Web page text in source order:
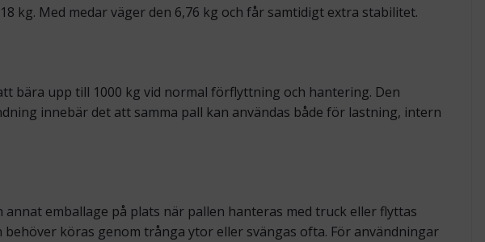
kg. Med medar väger den 6,76 kg och får samtidigt extra stabilitet.
bära upp till 1000 kg vid normal förflyttning och hantering. Den
innebär det att samma pall kan användas både för lastning, intern
emballage på plats när pallen hanteras med truck eller flyttas
köras genom trånga ytor eller svängas ofta. För användningar